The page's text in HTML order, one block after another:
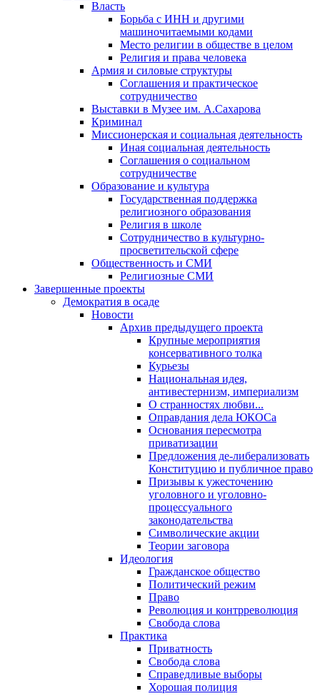
Власть
Борьба с ИНН и другими
машиночитаемыми кодами
Место религии в обществе в целом
Религия и права человека
Армия и силовые структуры
Соглашения и практическое
сотрудничество
Выставки в Музее им. А.Сахарова
Криминал
Миссионерская и социальная деятельность
Иная социальная деятельность
Соглашения о социальном
сотрудничестве
Образование и культура
Государственная поддержка
религиозного образования
Религия в школе
Сотрудничество в культурно-
просветительской сфере
Общественность и СМИ
Религиозные СМИ
Завершенные проекты
Демократия в осаде
Новости
Архив предыдущего проекта
Крупные мероприятия
консервативного толка
Курьезы
Национальная идея,
антивестернизм, империализм
О странностях любви...
Оправдания дела ЮКОСа
Основания пересмотра
приватизации
Предложения де-либерализовать
Конституцию и публичное право
Призывы к ужесточению
уголовного и уголовно-
процессуального
законодательства
Символические акции
Теории заговора
Идеология
Гражданское общество
Политический режим
Право
Революция и контрреволюция
Свобода слова
Практика
Приватность
Свобода слова
Справедливые выборы
Хорошая полиция